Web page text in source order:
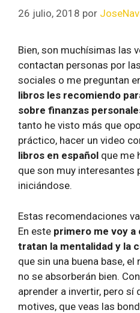
26 julio, 2018 por
Bien, son muchísimas las
contactan personas por
sociales o me preguntan
libros les recomiendo
sobre finanzas
tanto he visto más que
práctico, hacer un video
libros en español que me
que son muy interesantes
iniciándose.
Estas recomendaciones
En este primero me voy
tratan la mentalidad y la
que sin una buena base,
no se absorberán bien.
aprender a invertir, pero sí
motives, que veas las